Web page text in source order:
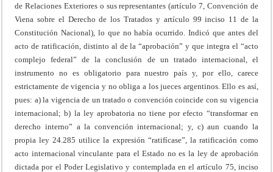
de Relaciones Exteriores o sus representantes (artículo 7, Convención de
Viena sobre el Derecho de los Tratados y artículo 99 inciso 11 de la
Constitución Nacional), lo que no había ocurrido. Indicó que antes del
acto de ratificación, distinto al de la “aprobación” y que integra el “acto
complejo federal” de la conclusión de un tratado internacional, el
instrumento no es obligatorio para nuestro país y, por ello, carece
estrictamente de vigencia y no obliga a los jueces argentinos. Ello es así,
pues: a) la vigencia de un tratado o convención coincide con su vigencia
internacional; b) la ley aprobatoria no tiene por efecto “transformar en
derecho interno” a la convención internacional; y, c) aun cuando la
propia ley 24.285 utilice la expresión “ratifícase”, la ratificación como
acto internacional vinculante para el Estado no es la ley de aprobación
dictada por el Poder Legislativo y contemplada en el artículo 75, inciso